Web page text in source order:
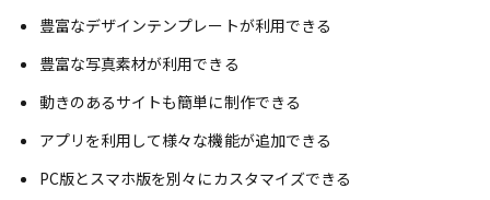
豊富なデザインテンプレートが利用できる
豊富な写真素材が利用できる
動きのあるサイトも簡単に制作できる
アプリを利用して様々な機能が追加できる
PC版とスマホ版を別々にカスタマイズできる